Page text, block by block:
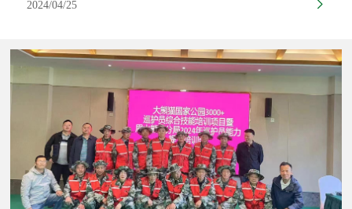
熊猫玩耍的视频。由于拍摄角度的原因，从视频中看这两只大
2024/04/25